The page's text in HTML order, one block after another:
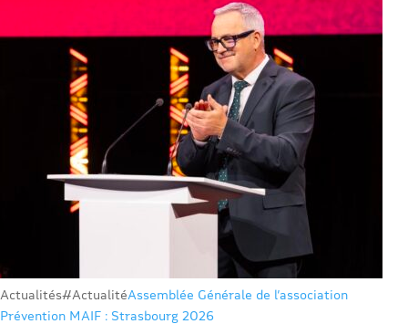
Actualités#ActualitéAssemblée Générale de l’association
Prévention MAIF : Strasbourg 2026